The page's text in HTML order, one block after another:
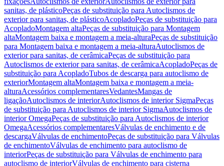
sanitas, de plásticoPeças de substituição para Autoclismos de
exterior para sanitas, de plásticoAcopladoPeças de substituição para
AcopladoMontagem altaPeças de substituição para Montagem
altaMontagem baixa e montagem a meia-alturaPeças de substituição
para Montagem baixa e montagem a meia-alturaAutoclismos de
exterior para sanitas, de cerâmicaPeças de substituição para
Autoclismos de exterior para sanitas, de cerâmicaAcopladoPeças de
substituição para AcopladoTubos de descarga para autoclismo de
exteriorMontagem altaMontagem baixa e montagem a meia-
alturaAcessórios complementaresVedantesMangas de
ligaçãoAutoclismos de interiorAutoclismos de interior SigmaPeças
de substituição para Autoclismos de interior SigmaAutoclismos de
interior OmegaPeças de substituição para Autoclismos de interior
OmegaAcessórios complementaresVálvulas de enchimento e de
descargaVálvulas de enchimentoPeças de substituição para Válvulas
de enchimentoVálvulas de enchimento para autoclismo de
interiorPeças de substituição para Válvulas de enchimento para
autoclismo de interiorVálvulas de enchimento para cisterna